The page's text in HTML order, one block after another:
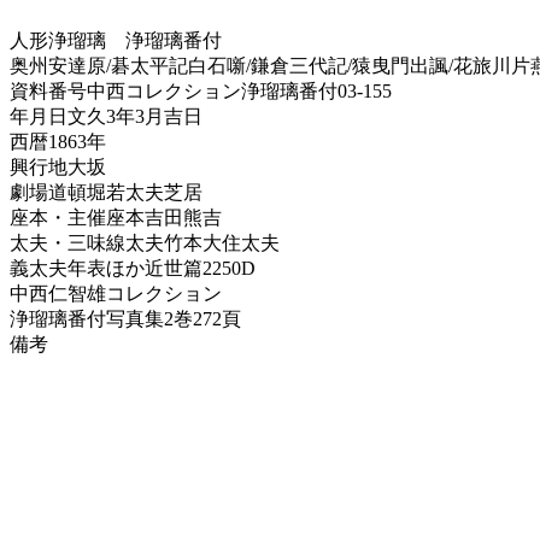
人形浄瑠璃 浄瑠璃番付
奥州安達原/碁太平記白石噺/鎌倉三代記/猿曳門出諷/花旅川片
資料番号中西コレクション浄瑠璃番付03-155
年月日 文久3年3月吉日
西暦1863年
興行地大坂
劇場道頓堀若太夫芝居
座本・主催座本吉田熊吉
太夫・三味線太夫竹本大住太夫
義太夫年表ほか近世篇2250D
中西仁智雄コレクション
浄瑠璃番付写真集2巻272頁
備考